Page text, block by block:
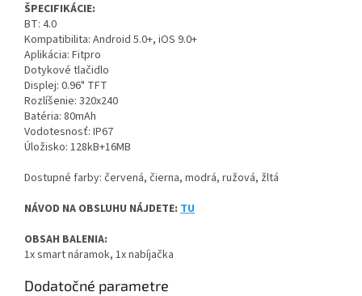
ŠPECIFIKÁCIE:
BT: 4.0
Kompatibilita: Android 5.0+, iOS 9.0+
Aplikácia: Fitpro
Dotykové tlačidlo
Displej: 0.96" TFT
Rozlíšenie: 320x240
Batéria: 80mAh
Vodotesnosť: IP67
Úložisko: 128kB+16MB
Dostupné farby: červená, čierna, modrá, ružová, žltá
NÁVOD NA OBSLUHU NÁJDETE: TU
OBSAH BALENIA:
1x smart náramok, 1x nabíjačka
Dodatočné parametre